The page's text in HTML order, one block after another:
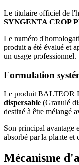
Le titulaire officiel de
SYNGENTA CROP
Le numéro
produit a été évalué et
un usage professionnel.
Formulation
Le produit BALTEOR
dispersable (Granulé
destiné à être mélangé
Son principal avantage
absorbé par la plante et
Mécanisme